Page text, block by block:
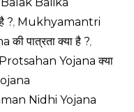
?, Mukhyamantri
पात्रता क्या है ?,
Yojana क्या
Nidhi Yojana